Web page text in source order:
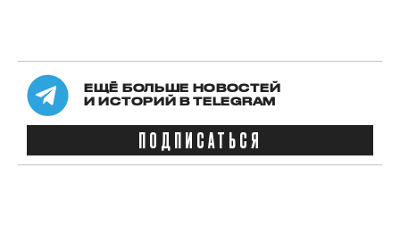
ЕЩЁ БОЛЬШЕ НОВОСТЕЙ
И ИСТОРИЙ В TELEGRAM
ПОДПИСАТЬСЯ